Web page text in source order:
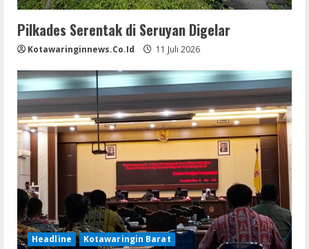
Pilkades Serentak di Seruyan Digelar
Kotawaringinnews.co.id 11 Juli 2026
Headline Kotawaringin Barat